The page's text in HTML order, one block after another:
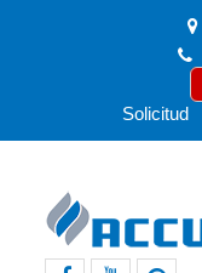
Solicitud